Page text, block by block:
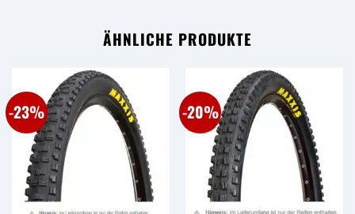
ÄHNLICHE PRODUKTE
-23% -20%